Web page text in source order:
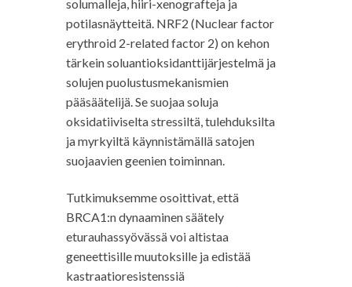
solumalleja, hiiri-xenografteja ja
potilasnäytteitä. NRF2 (Nuclear factor
erythroid 2-related factor 2) on kehon
tärkein soluantioksidanttijärjestelmä ja
solujen puolustusmekanismien
pääsäätelijä. Se suojaa soluja
oksidatiiviselta stressiltä, tulehduksilta
ja myrkyiltä käynnistämällä satojen
suojaavien geenien toiminnan.
Tutkimuksemme osoittivat, että
BRCA1:n dynaaminen säätely
eturauhassyövässä voi altistaa
geneettisille muutoksille ja edistää
kastraatioresistenssiä